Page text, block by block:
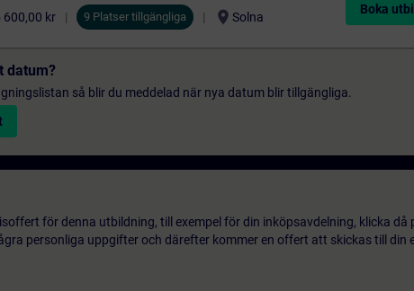
600,00 kr 9 Platser tillgängliga location_on Solna
Boka
datum?
så blir du meddelad när nya datum blir tillgängliga.
för denna utbildning, till exempel för din inköpsavdelning, klicka då
personliga uppgifter och därefter kommer en offert att skickas till din